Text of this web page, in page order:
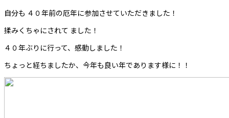
自分も ４０年前の厄年に参加させていただきました！
揉みくちゃにされて ました！
４０年ぶりに行って、感動しました！
ちょっと経ちましたか、今年も良い年であります様に！！